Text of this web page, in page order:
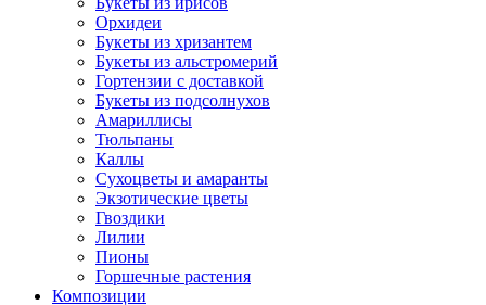
Орхидеи
Букеты из хризантем
Букеты из альстромерий
Гортензии с доставкой
Букеты из подсолнухов
Амариллисы
Тюльпаны
Каллы
Сухоцветы и амаранты
Экзотические цветы
Гвоздики
Лилии
Пионы
Горшечные растения
Композиции